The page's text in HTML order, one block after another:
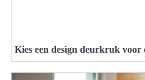
Kies een design deurkruk voor